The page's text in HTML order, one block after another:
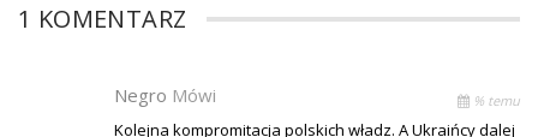
1 KOMENTARZ
Negro Mówi % temu
Kolejna kompromitacja polskich władz. A Ukraińcy dalej